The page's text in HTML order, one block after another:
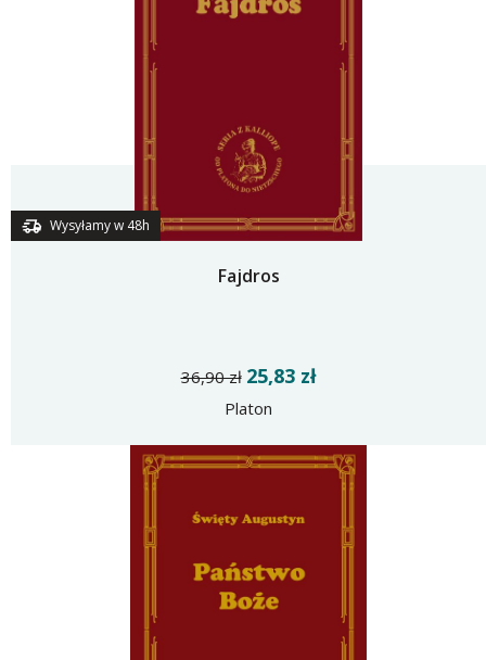
Wysyłamy w 48h
Fajdros
36,90 zł 25,83 zł
Platon